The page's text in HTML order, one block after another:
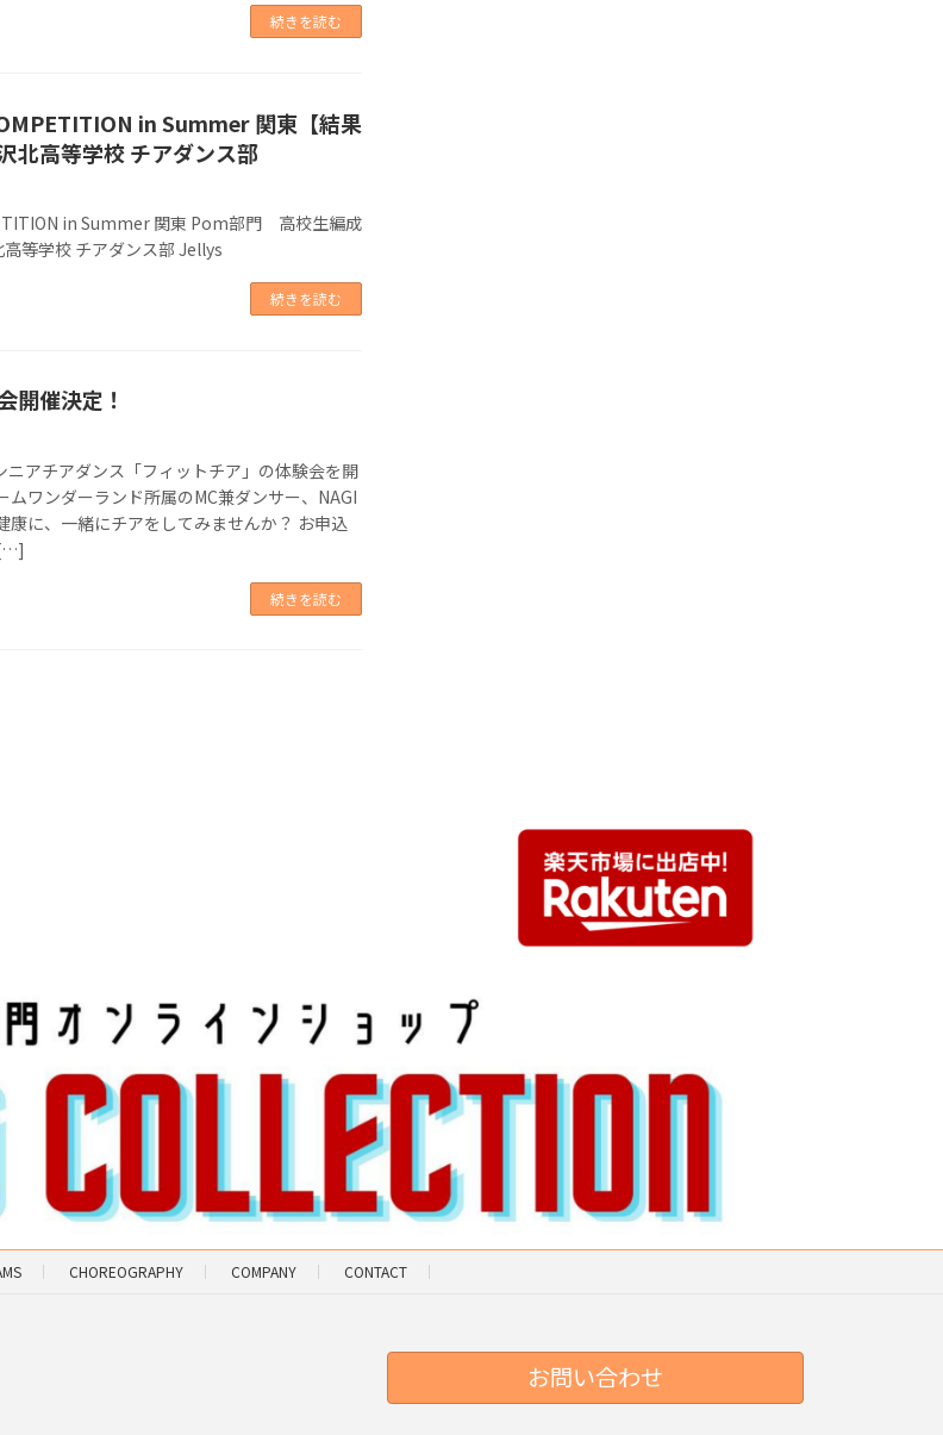
続きを読む
in Summer 関東【結果
北高等学校 チアダンス部
in Summer 関東 Pom部門 高校生編成
等学校 チアダンス部 Jellys
続きを読む
開催決定！
ニアチアダンス「フィットチア」の体験会を開
ムワンダーランド所属のMC兼ダンサー、NAGI
康に、一緒にチアをしてみませんか？ お申込
続きを読む
CHOREOGRAPHY COMPANY CONTACT
お問い合わせ